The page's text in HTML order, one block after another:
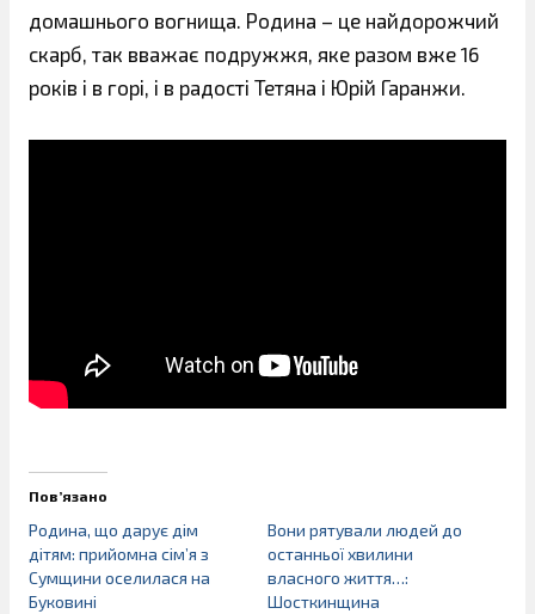
домашнього вогнища. Родина – це найдорожчий
скарб, так вважає подружжя, яке разом вже 16
років і в горі, і в радості Тетяна і Юрій Гаранжи.
Пов’язано
Родина, що дарує дім
дітям: прийомна сім’я з
Сумщини оселилася на
Буковині
Вони рятували людей до
останньої хвилини
власного життя…:
Шосткинщина